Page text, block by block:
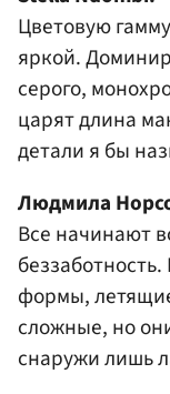
Цветовую
яркой.
серого,
царят длина
детали я бы
Людмила
Все начинают
формы,
сложные, но
снаружи лишь